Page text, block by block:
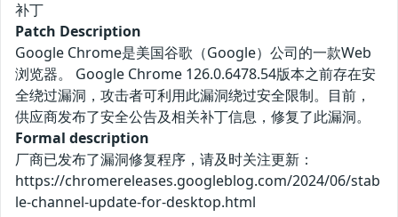
补丁
Patch Description
Google Chrome是美国谷歌（Google）公司的一款Web
浏览器。 Google Chrome 126.0.6478.54版本之前存在安
全绕过漏洞，攻击者可利用此漏洞绕过安全限制。目前，
供应商发布了安全公告及相关补丁信息，修复了此漏洞。
Formal description
厂商已发布了漏洞修复程序，请及时关注更新：
https://chromereleases.googleblog.com/2024/06/stab
le-channel-update-for-desktop.html